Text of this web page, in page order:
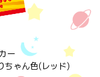
ー
ゃん色(レッド)